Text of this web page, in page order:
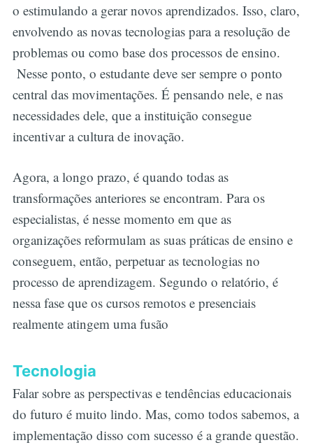
o estimulando a gerar novos aprendizados. Isso, claro,
envolvendo as novas tecnologias para a resolução de
problemas ou como base dos processos de ensino.
Nesse ponto, o estudante deve ser sempre o ponto
central das movimentações. É pensando nele, e nas
necessidades dele, que a instituição consegue
incentivar a cultura de inovação.
Agora, a longo prazo, é quando todas as
transformações anteriores se encontram. Para os
especialistas, é nesse momento em que as
organizações reformulam as suas práticas de ensino e
conseguem, então, perpetuar as tecnologias no
processo de aprendizagem. Segundo o relatório, é
nessa fase que os cursos remotos e presenciais
realmente atingem uma fusão
Tecnologia
Falar sobre as perspectivas e tendências educacionais
do futuro é muito lindo. Mas, como todos sabemos, a
implementação disso com sucesso é a grande questão.